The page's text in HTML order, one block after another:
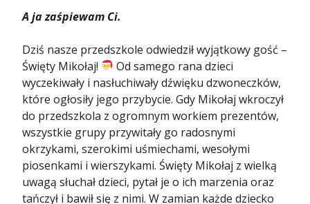
A ja zaśpiewam Ci.
Dziś nasze przedszkole odwiedził wyjątkowy gość –
Święty Mikołaj!
Od samego rana dzieci
wyczekiwały i nasłuchiwały dźwięku dzwoneczków,
które ogłosiły jego przybycie. Gdy Mikołaj wkroczył
do przedszkola z ogromnym workiem prezentów,
wszystkie grupy przywitały go radosnymi
okrzykami, szerokimi uśmiechami, wesołymi
piosenkami i wierszykami. Święty Mikołaj z wielką
uwagą słuchał dzieci, pytał je o ich marzenia oraz
tańczył i bawił się z nimi. W zamian każde dziecko